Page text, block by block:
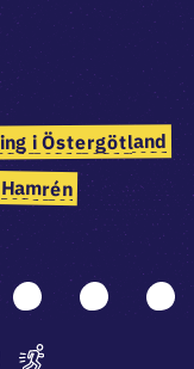
i Östergötland
Hamrén